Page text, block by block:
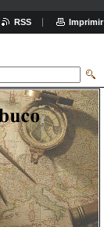
RSS Imprimir